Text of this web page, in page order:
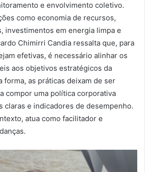
e envolvimento coletivo.
como economia de recursos,
investimentos em energia limpa e
Chimirri Candia ressalta que, para
efetivas, é necessário alinhar os
aos objetivos estratégicos da
forma, as práticas deixam de ser
compor uma política corporativa
claras e indicadores de desempenho.
atua como facilitador e